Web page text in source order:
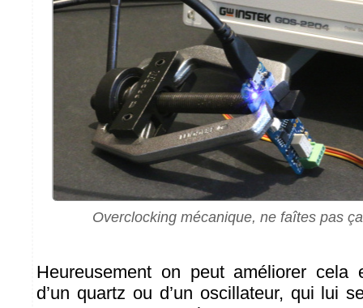
Overclocking mécanique, ne faîtes pas
Heureusement on peut améliorer cela
d’un quartz ou d’un oscillateur, qui lui